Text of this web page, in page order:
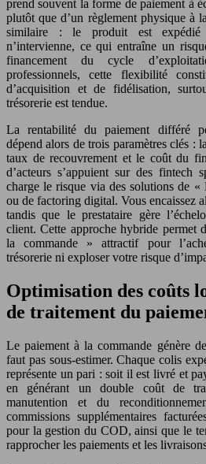
prend souvent la forme de paiement à
plutôt que d’un règlement physique à
similaire : le produit est
n’intervienne, ce qui entraîne un
financement du cycle
professionnels, cette flexibilité
d’acquisition et de fidélisation,
trésorerie est tendue.
La rentabilité du paiement différé
dépend alors de trois paramètres clés :
taux de recouvrement et le coût du
d’acteurs s’appuient sur des fintech
charge le risque via des solutions de
ou de factoring digital. Vous encaissez
tandis que le prestataire gère
client. Cette approche hybride permet
la commande » attractif pour
trésorerie ni exploser votre risque
Optimisation des coûts
de traitement du
Le paiement à la commande génère
faut pas sous-estimer. Chaque colis
représente un pari : soit il est livré et
en générant un double coût de
manutention et du
commissions supplémentaires
pour la gestion du COD, ainsi que le
rapprocher les paiements et les